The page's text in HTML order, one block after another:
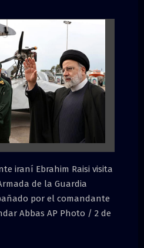
iraní Ebrahim Raisi visita
de la Guardia
por el comandante
Abbas AP Photo / 2 de